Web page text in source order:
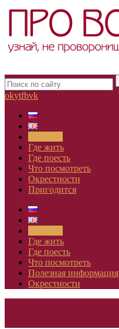
okytfbvk
Где жить
Где поесть
Что посмотреть
Окрестности
Пригодится
Где жить
Где поесть
Что посмотреть
Полезная информация
Окрестности